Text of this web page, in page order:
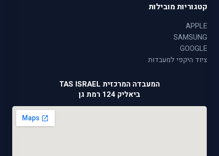
קטגוריות מובילות
APPLE
SAMSUNG
GOOGLE
ציוד היקפי למעבדות
המעבדה המרכזית TAS ISRAEL
ביאליק 124 רמת גן